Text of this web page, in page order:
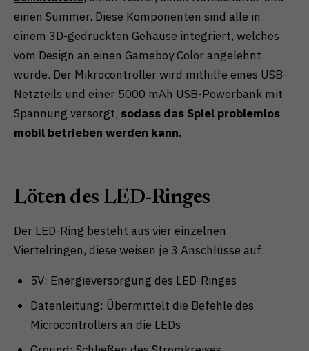
einen Summer. Diese Komponenten sind alle in
einem 3D-gedruckten Gehäuse integriert, welches
vom Design an einen Gameboy Color angelehnt
wurde. Der Mikrocontroller wird mithilfe eines USB-
Netzteils und einer 5000 mAh USB-Powerbank mit
Spannung versorgt, sodass das Spiel problemlos
mobil betrieben werden kann.
Löten des LED-Ringes
Der LED-Ring besteht aus vier einzelnen
Viertelringen, diese weisen je 3 Anschlüsse auf:
5V: Energieversorgung des LED-Ringes
Datenleitung: Übermittelt die Befehle des
Microcontrollers an die LEDs